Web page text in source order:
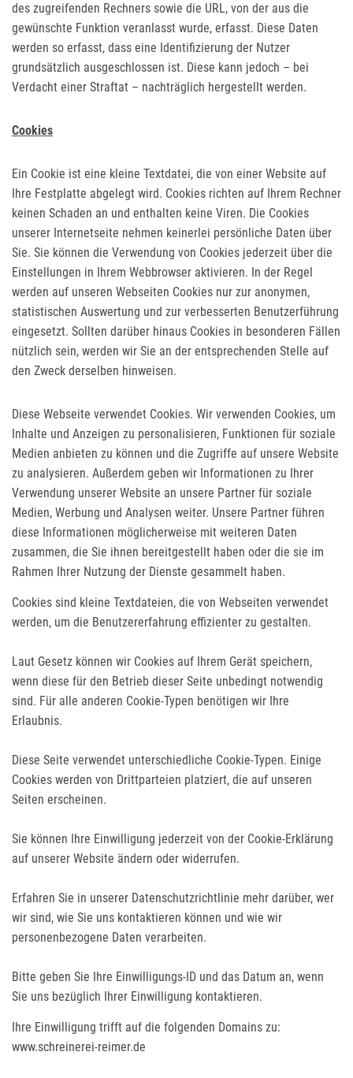
des zugreifenden Rechners sowie die URL, von der aus die
gewünschte Funktion veranlasst wurde, erfasst. Diese Daten
werden so erfasst, dass eine Identifizierung der Nutzer
grundsätzlich ausgeschlossen ist. Diese kann jedoch – bei
Verdacht einer Straftat – nachträglich hergestellt werden.
Cookies
Ein Cookie ist eine kleine Textdatei, die von einer Website auf
Ihre Festplatte abgelegt wird. Cookies richten auf Ihrem Rechner
keinen Schaden an und enthalten keine Viren. Die Cookies
unserer Internetseite nehmen keinerlei persönliche Daten über
Sie. Sie können die Verwendung von Cookies jederzeit über die
Einstellungen in Ihrem Webbrowser aktivieren. In der Regel
werden auf unseren Webseiten Cookies nur zur anonymen,
statistischen Auswertung und zur verbesserten Benutzerführung
eingesetzt. Sollten darüber hinaus Cookies in besonderen Fällen
nützlich sein, werden wir Sie an der entsprechenden Stelle auf
den Zweck derselben hinweisen.
Diese Webseite verwendet Cookies. Wir verwenden Cookies, um
Inhalte und Anzeigen zu personalisieren, Funktionen für soziale
Medien anbieten zu können und die Zugriffe auf unsere Website
zu analysieren. Außerdem geben wir Informationen zu Ihrer
Verwendung unserer Website an unsere Partner für soziale
Medien, Werbung und Analysen weiter. Unsere Partner führen
diese Informationen möglicherweise mit weiteren Daten
zusammen, die Sie ihnen bereitgestellt haben oder die sie im
Rahmen Ihrer Nutzung der Dienste gesammelt haben.
Cookies sind kleine Textdateien, die von Webseiten verwendet
werden, um die Benutzererfahrung effizienter zu gestalten.
Laut Gesetz können wir Cookies auf Ihrem Gerät speichern,
wenn diese für den Betrieb dieser Seite unbedingt notwendig
sind. Für alle anderen Cookie-Typen benötigen wir Ihre
Erlaubnis.
Diese Seite verwendet unterschiedliche Cookie-Typen. Einige
Cookies werden von Drittparteien platziert, die auf unseren
Seiten erscheinen.
Sie können Ihre Einwilligung jederzeit von der Cookie-Erklärung
auf unserer Website ändern oder widerrufen.
Erfahren Sie in unserer Datenschutzrichtlinie mehr darüber, wer
wir sind, wie Sie uns kontaktieren können und wie wir
personenbezogene Daten verarbeiten.
Bitte geben Sie Ihre Einwilligungs-ID und das Datum an, wenn
Sie uns bezüglich Ihrer Einwilligung kontaktieren.
Ihre Einwilligung trifft auf die folgenden Domains zu:
www.schreinerei-reimer.de